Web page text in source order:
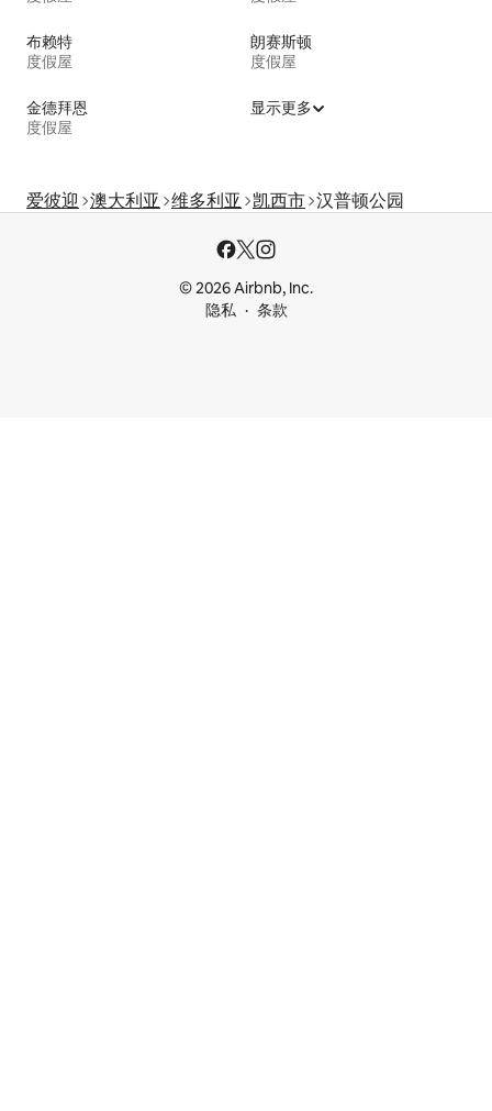
布赖特
度假屋
朗赛斯顿
度假屋
金德拜恩
度假屋
显示更多
爱彼迎 澳大利亚 维多利亚 凯西市 汉普顿公园
© 2026 Airbnb, Inc.
隐私
条款